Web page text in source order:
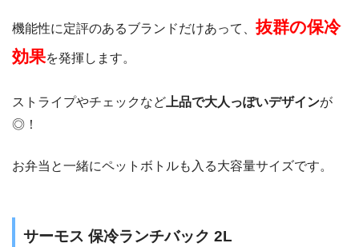
機能性に定評のあるブランドだけあって、 抜群の保冷
効果を発揮します。
ストライプやチェックなど 上品で大人っぽいデザインが
◎！
お弁当と一緒にペットボトルも入る大容量サイズです。
サーモス 保冷ランチバック 2L